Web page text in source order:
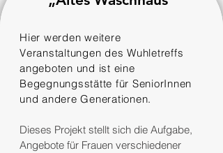
Hier werden weitere
Veranstaltungen des Wuhletreffs
angeboten und ist eine
Begegnungsstätte für SeniorInnen
und andere Generationen.
Dieses Projekt stellt sich die Aufgabe,
Angebote für Frauen verschiedener